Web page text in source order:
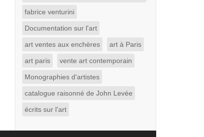
fabrice venturini
Documentation sur l'art
art ventes aux enchères art à Paris
art paris vente art contemporain
Monographies d'artistes
catalogue raisonné de John Levée
écrits sur l'art